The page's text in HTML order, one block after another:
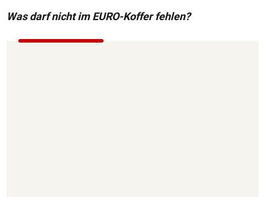
Was darf nicht im EURO-Koffer fehlen?